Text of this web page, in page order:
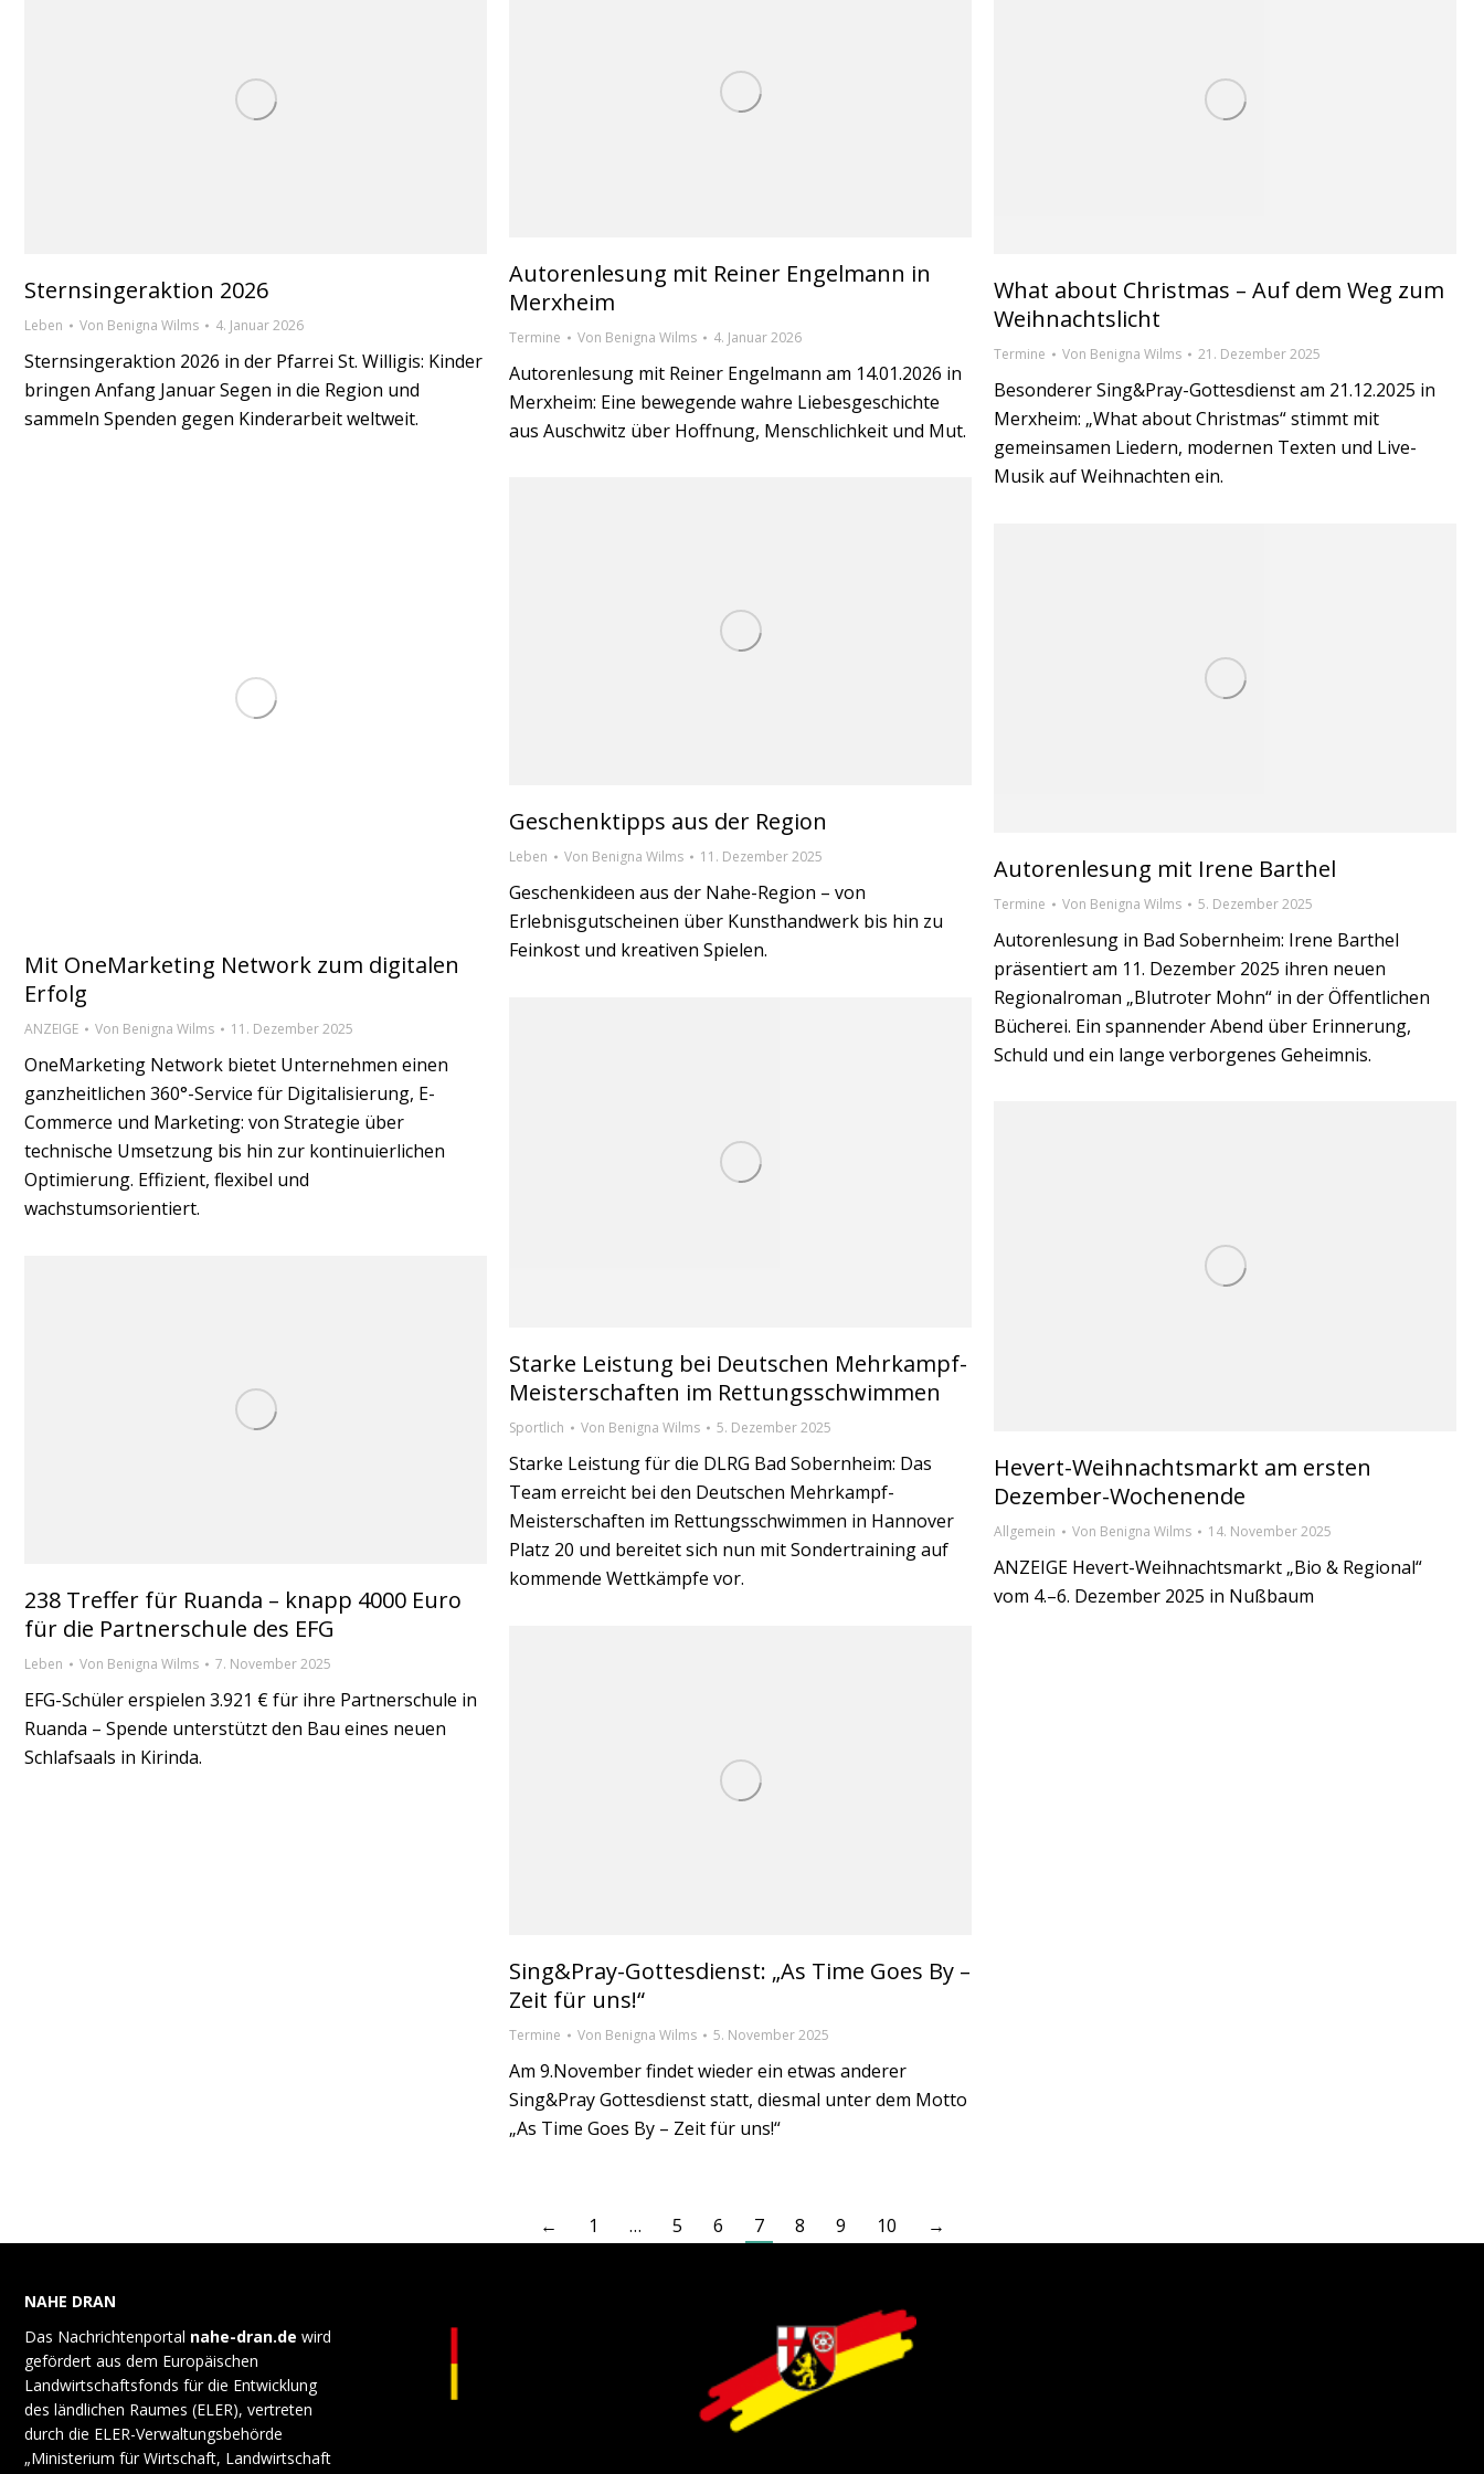
Sternsingeraktion 2026
Leben Von Benigna Wilms 4. Januar 2026
Sternsingeraktion 2026 in der Pfarrei St. Willigis: Kinder
bringen Anfang Januar Segen in die Region und
sammeln Spenden gegen Kinderarbeit weltweit.
Autorenlesung mit Reiner Engelmann in
Merxheim
Termine Von Benigna Wilms 4. Januar 2026
Autorenlesung mit Reiner Engelmann am 14.01.2026 in
Merxheim: Eine bewegende wahre Liebesgeschichte
aus Auschwitz über Hoffnung, Menschlichkeit und Mut.
What about Christmas – Auf dem Weg zum
Weihnachtslicht
Termine Von Benigna Wilms 21. Dezember 2025
Besonderer Sing&Pray-Gottesdienst am 21.12.2025 in
Merxheim: „What about Christmas“ stimmt mit
gemeinsamen Liedern, modernen Texten und Live-
Musik auf Weihnachten ein.
Mit OneMarketing Network zum digitalen
Erfolg
ANZEIGE Von Benigna Wilms 11. Dezember 2025
OneMarketing Network bietet Unternehmen einen
ganzheitlichen 360°-Service für Digitalisierung, E-
Commerce und Marketing: von Strategie über
technische Umsetzung bis hin zur kontinuierlichen
Optimierung. Effizient, flexibel und
wachstumsorientiert.
Geschenktipps aus der Region
Leben Von Benigna Wilms 11. Dezember 2025
Geschenkideen aus der Nahe-Region – von
Erlebnisgutscheinen über Kunsthandwerk bis hin zu
Feinkost und kreativen Spielen.
Autorenlesung mit Irene Barthel
Termine Von Benigna Wilms 5. Dezember 2025
Autorenlesung in Bad Sobernheim: Irene Barthel
präsentiert am 11. Dezember 2025 ihren neuen
Regionalroman „Blutroter Mohn“ in der Öffentlichen
Bücherei. Ein spannender Abend über Erinnerung,
Schuld und ein lange verborgenes Geheimnis.
Starke Leistung bei Deutschen Mehrkampf-
Meisterschaften im Rettungsschwimmen
Sportlich Von Benigna Wilms 5. Dezember 2025
Starke Leistung für die DLRG Bad Sobernheim: Das
Team erreicht bei den Deutschen Mehrkampf-
Meisterschaften im Rettungsschwimmen in Hannover
Platz 20 und bereitet sich nun mit Sondertraining auf
kommende Wettkämpfe vor.
Hevert-Weihnachtsmarkt am ersten
Dezember-Wochenende
Allgemein Von Benigna Wilms 14. November 2025
ANZEIGE Hevert-Weihnachtsmarkt „Bio & Regional“
vom 4.–6. Dezember 2025 in Nußbaum
238 Treffer für Ruanda – knapp 4000 Euro
für die Partnerschule des EFG
Leben Von Benigna Wilms 7. November 2025
EFG-Schüler erspielen 3.921 € für ihre Partnerschule in
Ruanda – Spende unterstützt den Bau eines neuen
Schlafsaals in Kirinda.
Sing&Pray-Gottesdienst: „As Time Goes By –
Zeit für uns!“
Termine Von Benigna Wilms 5. November 2025
Am 9.November findet wieder ein etwas anderer
Sing&Pray Gottesdienst statt, diesmal unter dem Motto
„As Time Goes By – Zeit für uns!“
← 1 … 5 6 7 8 9 10 →
NAHE DRAN
Das Nachrichtenportal nahe-dran.de wird
gefördert aus dem Europäischen
Landwirtschaftsfonds für die Entwicklung
des ländlichen Raumes (ELER), vertreten
durch die ELER-Verwaltungsbehörde
„Ministerium für Wirtschaft, Landwirtschaft